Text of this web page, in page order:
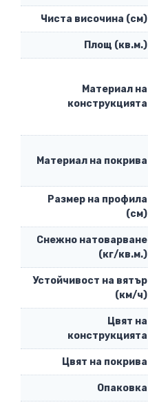
Чиста височина (см)
Площ (кв.м.)
Материал на
конструкцията
Материал на покрива
Размер на профила
(см)
Снежно натоварване
(кг/кв.м.)
Устойчивост на вятър
(км/ч)
Цвят на
конструкцията
Цвят на покрива
Опаковка